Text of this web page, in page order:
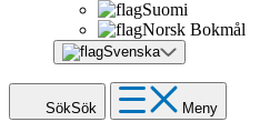
Suomi
Norsk Bokmål
Svenska
SökSök Meny